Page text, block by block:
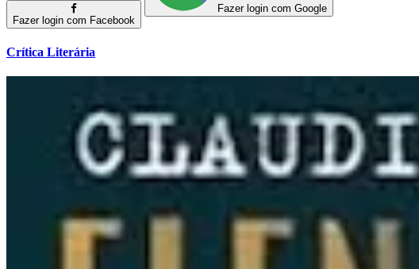
Fazer login com Facebook
Fazer login com Google
Crítica Literária